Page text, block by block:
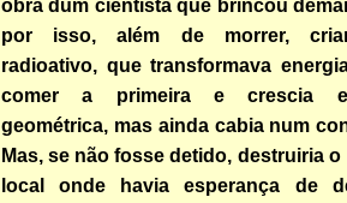
obra dum cientista que brincou
por isso, além de morrer,
radioativo, que transformava
comer a primeira e crescia
geométrica, mas ainda cabia num
Mas, se não fosse detido, destruiria o
local onde havia esperança de